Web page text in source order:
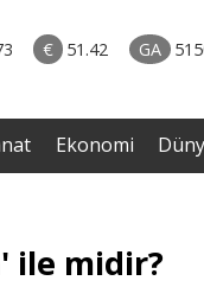
€ 51.42 GA
• İnsan
Ekonomi
ile midir?